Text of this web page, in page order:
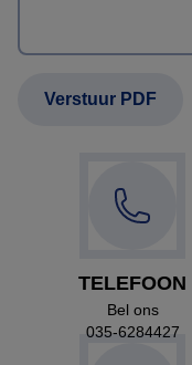
TELEFOON
Bel ons
035-6284427